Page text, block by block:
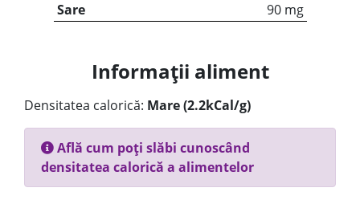
Sare
90 mg
Informații aliment
Densitatea calorică: Mare (2.2kCal/g)
Află cum poți slăbi cunoscând
densitatea calorică a alimentelor